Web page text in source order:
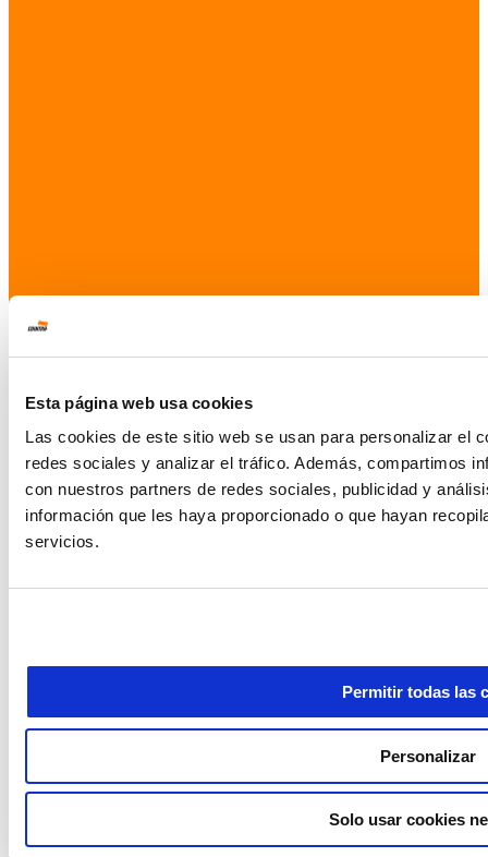
Esta página web usa cookies
Las cookies de este sitio web se usan para personalizar el
redes sociales y analizar el tráfico. Además, compartimos
con nuestros partners de redes sociales, publicidad y
información que les haya proporcionado o que hayan
servicios.
Permitir todas las
Personalizar
Solo usar cookies